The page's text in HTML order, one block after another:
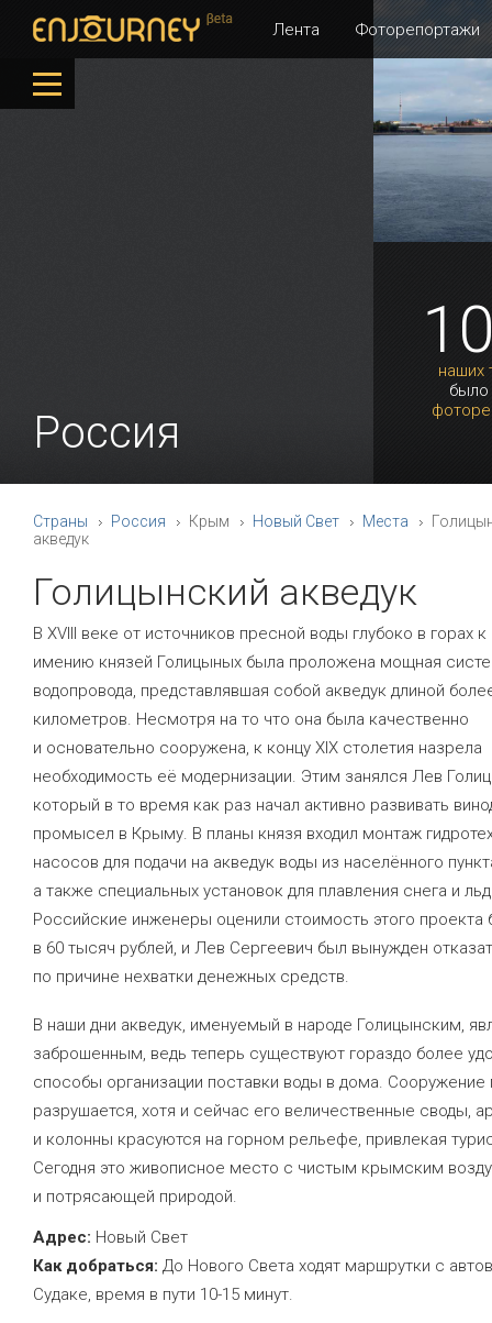
Лента Фоторепортажи
наших
было
Россия
Страны Россия Крым Новый Свет Места
акведук
Голицынский акведук
В XVIII веке от источников пресной воды глубоко в горах
имению князей Голицыных была проложена мощная
водопровода, представлявшая собой акведук длиной
километров. Несмотря на то что она была качественно
и основательно сооружена, к концу XIX столетия назрела
необходимость её модернизации. Этим занялся Лев
который в то время как раз начал активно развивать
промысел в Крыму. В планы князя входил монтаж
насосов для подачи на акведук воды из населённого
а также специальных установок для плавления снега и
Российские инженеры оценили стоимость этого проекта
в 60 тысяч рублей, и Лев Сергеевич был вынужден
по причине нехватки денежных средств.
В наши дни акведук, именуемый в народе Голицынским,
заброшенным, ведь теперь существуют гораздо более
способы организации поставки воды в дома. Сооружение
разрушается, хотя и сейчас его величественные своды,
и колонны красуются на горном рельефе, привлекая
Сегодня это живописное место с чистым крымским
и потрясающей природой.
Адрес: Новый Свет
Как добраться: До Нового Света ходят маршрутки с
Судаке, время в пути 10-15 минут.